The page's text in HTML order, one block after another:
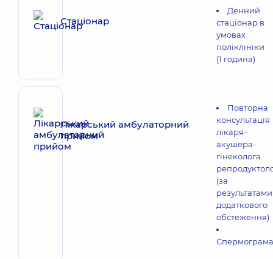
Стаціонар
Денний
стаціонар в
умовах
поліклініки
(1 година)
Лікарський амбулаторний
прийом
Повторна
консультація
лікаря-
акушера-
гінеколога
(за
результатами
додаткового
обстеження)
Спермограма